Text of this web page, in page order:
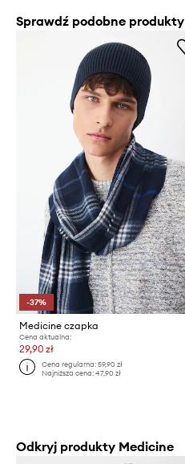
Sprawdź podobne produkty
-37%
Medicine czapka
Cena aktualna:
29,90 zł
Cena regularna:59,90 zł
Najniższa cena:47,90 zł
Odkryj produkty Medicine